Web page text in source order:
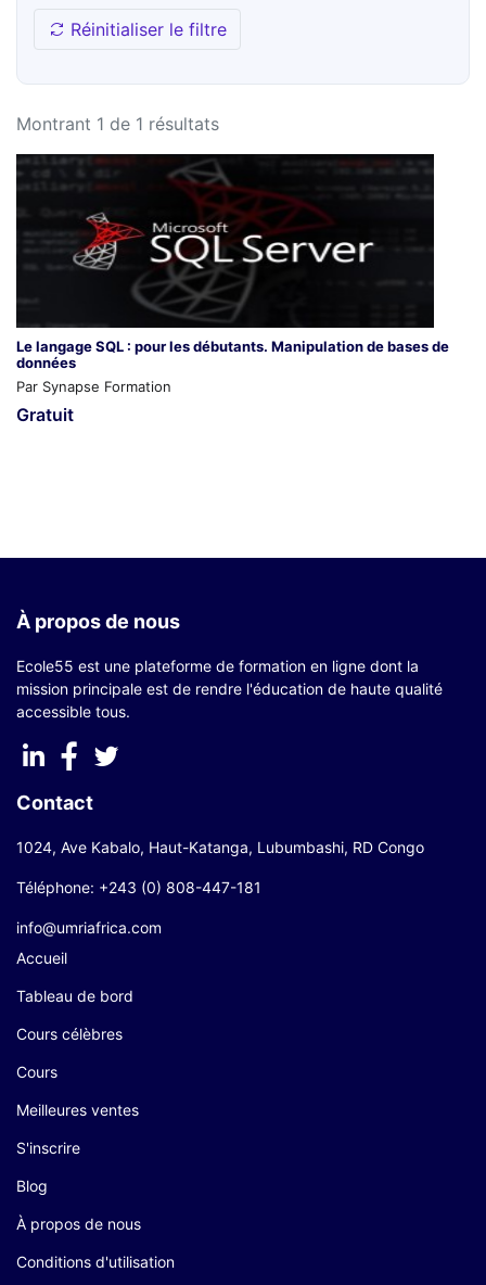
Réinitialiser le filtre
Montrant 1 de 1 résultats
Le langage SQL : pour les débutants. Manipulation de bases de
données
Par Synapse Formation
Gratuit
À propos de nous
Ecole55 est une plateforme de formation en ligne dont la
mission principale est de rendre l'éducation de haute qualité
accessible tous.
Contact
1024, Ave Kabalo, Haut-Katanga, Lubumbashi, RD Congo
Téléphone: +243 (0) 808-447-181
info@umriafrica.com
Accueil
Tableau de bord
Cours célèbres
Cours
Meilleures ventes
S'inscrire
Blog
À propos de nous
Conditions d'utilisation